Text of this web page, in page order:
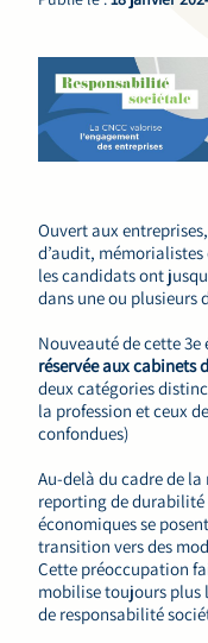
Ouvert aux
d’audit,
les candidats ont
dans une ou plusieurs
Nouveauté de cette 3e
réservée aux
deux catégories
la profession et ceux
confondues)
Au-delà du cadre de
reporting de durabilité
économiques se
transition vers des
Cette préoccupation
mobilise toujours plus
de responsabilité